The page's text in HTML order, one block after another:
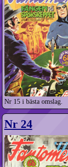
Nr 15 i bästa omslag.
Nr 24